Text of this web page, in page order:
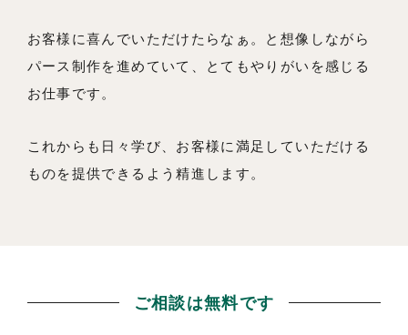
お客様に喜んでいただけたらなぁ。と想像しながら
パース制作を進めていて、とてもやりがいを感じる
お仕事です。
これからも日々学び、お客様に満足していただける
ものを提供できるよう精進します。
ご相談は無料です